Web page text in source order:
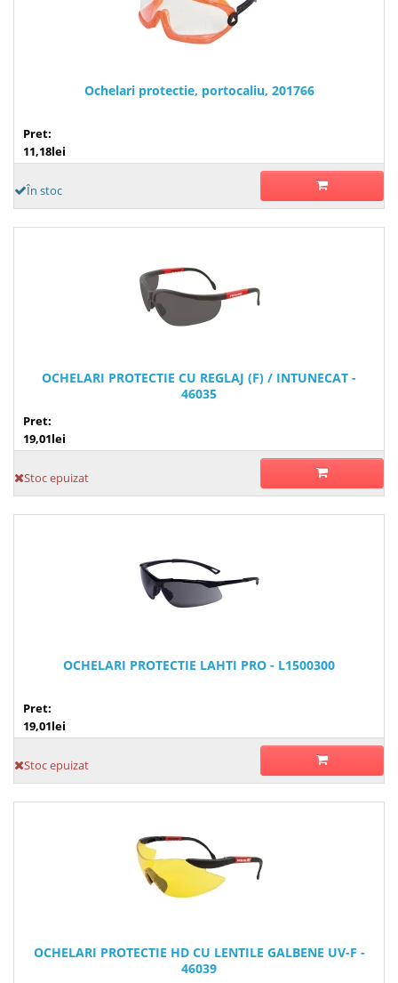
Ochelari protectie, portocaliu, 201766
Pret:
11,18lei
În stoc
OCHELARI PROTECTIE CU REGLAJ (F) / INTUNECAT -
46035
Pret:
19,01lei
Stoc epuizat
OCHELARI PROTECTIE LAHTI PRO - L1500300
Pret:
19,01lei
Stoc epuizat
OCHELARI PROTECTIE HD CU LENTILE GALBENE UV-F -
46039